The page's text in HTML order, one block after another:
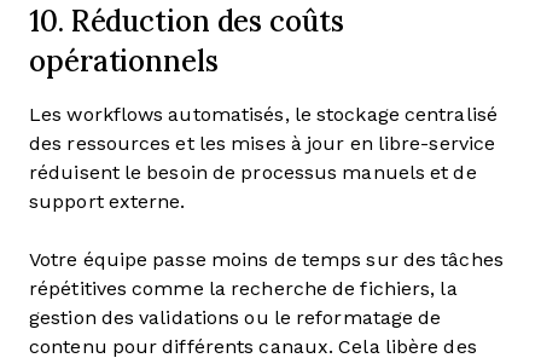
10. Réduction des coûts
opérationnels
Les workflows automatisés, le stockage centralisé
des ressources et les mises à jour en libre-service
réduisent le besoin de processus manuels et de
support externe.
Votre équipe passe moins de temps sur des tâches
répétitives comme la recherche de fichiers, la
gestion des validations ou le reformatage de
contenu pour différents canaux. Cela libère des